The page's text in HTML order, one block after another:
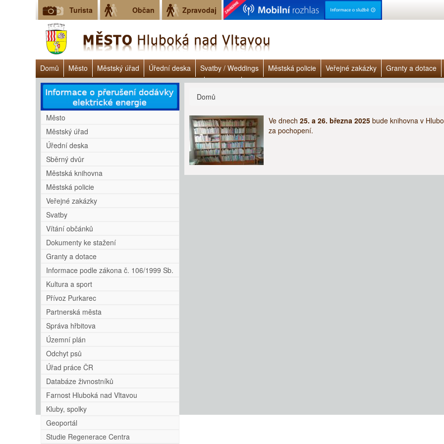
Turista Občan Zpravodaj
Domů Město Městský úřad Úřední deska Svatby / Weddings Městská policie Veřejné zakázky Granty a dotace
Dluhové poradenství - Clověk v tísni o.p.s., chatbot
Vyhlášky
Město
Městský úřad
Úřední deska
Sběrný dvůr
Městská knihovna
Městská policie
Veřejné zakázky
Svatby
Vítání občánků
Dokumenty ke stažení
Granty a dotace
Informace podle zákona č. 106/1999 Sb.
Kultura a sport
Přívoz Purkarec
Partnerská města
Správa hřbitova
Územní plán
Odchyt psů
Úřad práce ČR
Databáze živnostníků
Farnost Hluboká nad Vltavou
Kluby, spolky
Geoportál
Studie Regenerace Centra
Jste zde
Domů
Ve dnech 25. a 26. března 2025 bude knihovna v
za pochopení.